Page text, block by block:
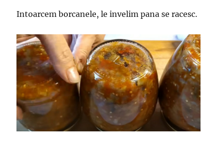
Intoarcem borcanele, le invelim pana se racesc.